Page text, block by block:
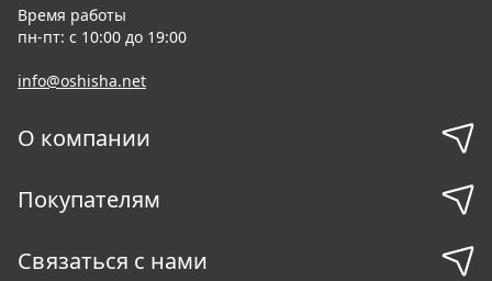
Время работы
пн-пт: с 10:00 до 19:00
info@oshisha.net
О компании
Покупателям
Связаться с нами